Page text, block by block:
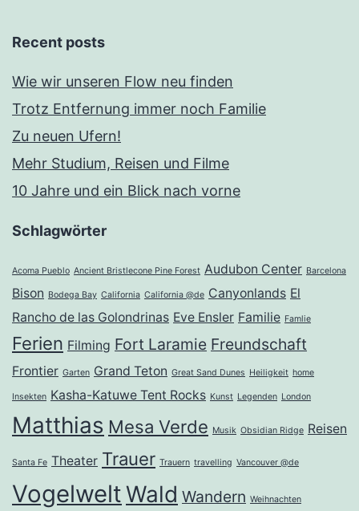
Recent posts
Wie wir unseren Flow neu finden
Trotz Entfernung immer noch Familie
Zu neuen Ufern!
Mehr Studium, Reisen und Filme
10 Jahre und ein Blick nach vorne
Schlagwörter
Acoma Pueblo Ancient Bristlecone Pine Forest Audubon Center Barcelona
Bison Bodega Bay California California @de Canyonlands El
Rancho de las Golondrinas Eve Ensler Familie Famlie
Ferien Filming Fort Laramie Freundschaft
Frontier Garten Grand Teton Great Sand Dunes Heiligkeit home
Insekten Kasha-Katuwe Tent Rocks Kunst Legenden London
Matthias Mesa Verde Musik Obsidian Ridge Reisen
Santa Fe Theater Trauer Trauern travelling Vancouver @de
VogelweltWald Wandern Weihnachten